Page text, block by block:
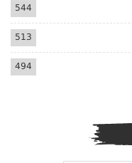
544
513
494